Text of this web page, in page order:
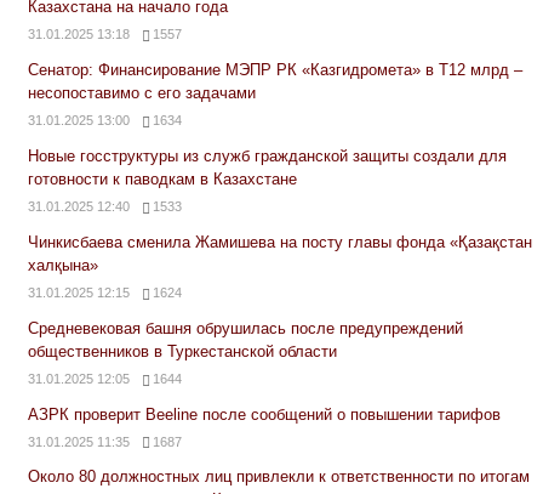
Казахстана на начало года
31.01.2025 13:18 1557
Сенатор: Финансирование МЭПР РК «Казгидромета» в Т12 млрд –
несопоставимо с его задачами
31.01.2025 13:00 1634
Новые госструктуры из служб гражданской защиты создали для
готовности к паводкам в Казахстане
31.01.2025 12:40 1533
Чинкисбаева сменила Жамишева на посту главы фонда «Қазақстан
халқына»
31.01.2025 12:15 1624
Средневековая башня обрушилась после предупреждений
общественников в Туркестанской области
31.01.2025 12:05 1644
АЗРК проверит Beeline после сообщений о повышении тарифов
31.01.2025 11:35 1687
Около 80 должностных лиц привлекли к ответственности по итогам